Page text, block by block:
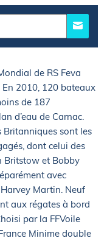
de RS Feva
2010, 120 bateaux
de 187
d’eau de Carnac.
Britanniques sont les
dont celui des
Britstow et Bobby
avec
Martin. Neuf
aux régates à bord
par la FFVoile
Minime double